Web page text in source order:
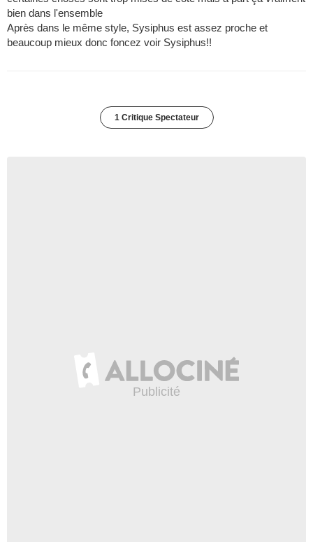
bien dans l'ensemble
Après dans le même style, Sysiphus est assez proche et
beaucoup mieux donc foncez voir Sysiphus!!
1 Critique Spectateur